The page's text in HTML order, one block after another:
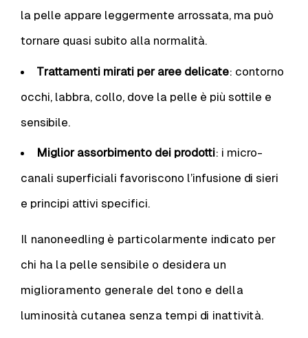
la pelle appare leggermente arrossata, ma può
tornare quasi subito alla normalità.
Trattamenti mirati per aree delicate: contorno
occhi, labbra, collo, dove la pelle è più sottile e
sensibile.
Miglior assorbimento dei prodotti: i micro-
canali superficiali favoriscono l’infusione di sieri
e principi attivi specifici.
Il nanoneedling è particolarmente indicato per
chi ha la pelle sensibile o desidera un
miglioramento generale del tono e della
luminosità cutanea senza tempi di inattività.